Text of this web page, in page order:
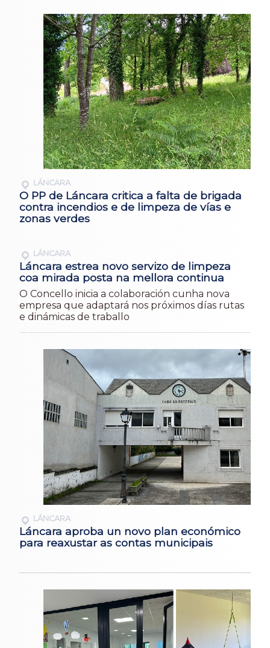
LÁNCARA
O PP de Láncara critica a falta de brigada
contra incendios e de limpeza de vías e
zonas verdes
LÁNCARA
Láncara estrea novo servizo de limpeza
coa mirada posta na mellora continua
O Concello inicia a colaboración cunha nova
empresa que adaptará nos próximos días rutas
e dinámicas de traballo
LÁNCARA
Láncara aproba un novo plan económico
para reaxustar as contas municipais